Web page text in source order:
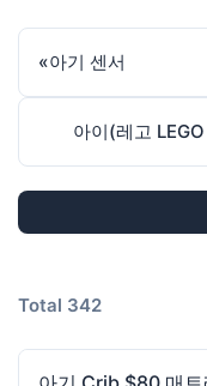
«아기 센서
아이(레고
Total 342